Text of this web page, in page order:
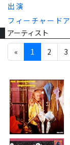
出演
フィーチャード
アーティスト
«
1 2 3